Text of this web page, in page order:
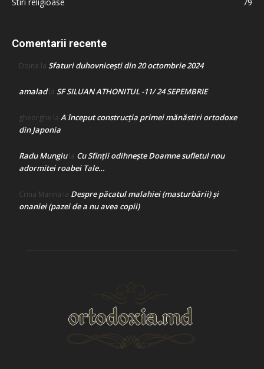
Comentarii recente
Doina la Sfaturi duhovnicești din 20 octombrie 2024
amaladla SF SILUAN ATHONITUL -11/ 24 SEPEMBRIE
gheorghe la A început construcţia primei mănăstiri ortodoxe
din Japonia
Radu Mungiula Cu Sfinții odihnește Doamne sufletul nou
adormitei roabei Tale…
Crina Marina la Despre păcatul malahiei (masturbării) şi
onaniei (pazei de a nu avea copii)